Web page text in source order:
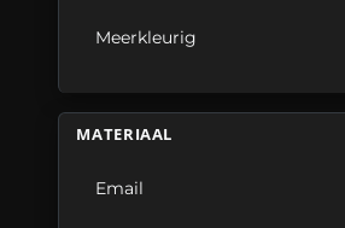
Meerkleurig
MATERIAAL
Email